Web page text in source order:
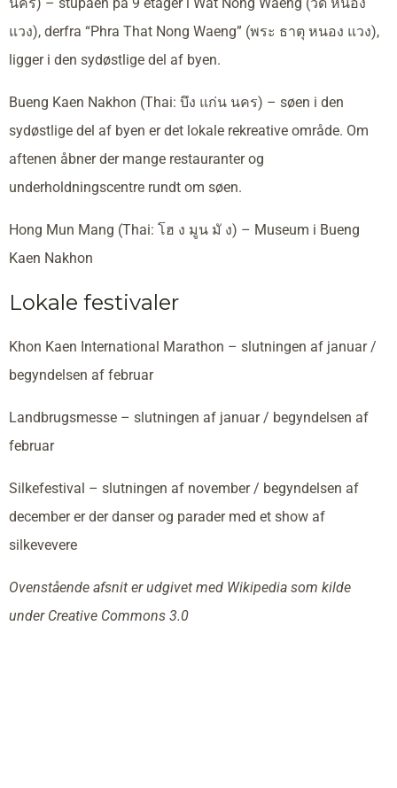
นคร) – stupaen på 9 etager i Wat Nong Waeng (วัด หนอง
แวง), derfra “Phra That Nong Waeng” (พระ ธาตุ หนอง แวง),
ligger i den sydøstlige del af byen.
Bueng Kaen Nakhon (Thai: บึง แก่น นคร) – søen i den
sydøstlige del af byen er det lokale rekreative område. Om
aftenen åbner der mange restauranter og
underholdningscentre rundt om søen.
Hong Mun Mang (Thai: โฮ ง มูน มั ง) – Museum i Bueng
Kaen Nakhon
Lokale festivaler
Khon Kaen International Marathon – slutningen af januar /
begyndelsen af februar
Landbrugsmesse – slutningen af januar / begyndelsen af
februar
Silkefestival – slutningen af november / begyndelsen af
december er der danser og parader med et show af
silkevevere
Ovenstående afsnit er udgivet med Wikipedia som kilde
under Creative Commons 3.0